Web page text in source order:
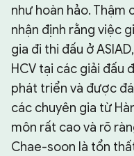
như hoàn hảo. Thậm
nhận định rằng việc
gia đi thi đấu ở
HCV tại các giải đấu
phát triển và được
các chuyên gia từ
môn rất cao và rõ
Chae-soon là tổn